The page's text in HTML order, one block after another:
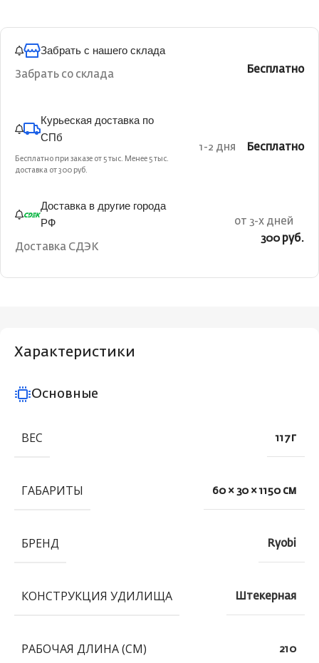
Забрать с нашего склада
Забрать со склада Бесплатно
Курьеская доставка по
СПб
Бесплатно при заказе от 5 тыс. Менее 5 тыс.
доставка от 300 руб.
1-2 дня Бесплатно
Доставка в другие города
РФ
Доставка СДЭК
от 3-х дней
300 руб.
Характеристики
Основные
ВЕС 117 г
ГАБАРИТЫ 60 × 30 × 1150 см
БРЕНД Ryobi
КОНСТРУКЦИЯ УДИЛИЩА Штекерная
РАБОЧАЯ ДЛИНА (СМ) 210